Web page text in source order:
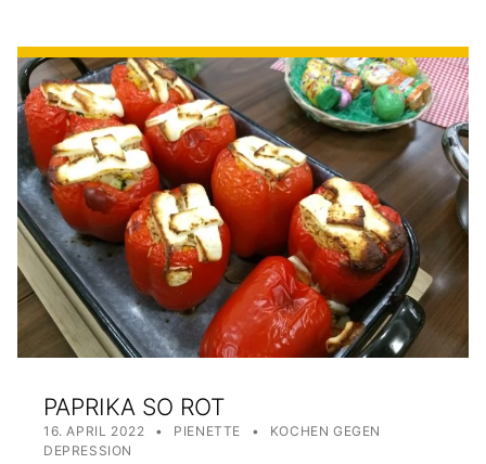
PAPRIKA SO ROT
16. APRIL 2022 PIENETTE CATEGORIZED IN:
KOCHEN GEGEN
DEPRESSION